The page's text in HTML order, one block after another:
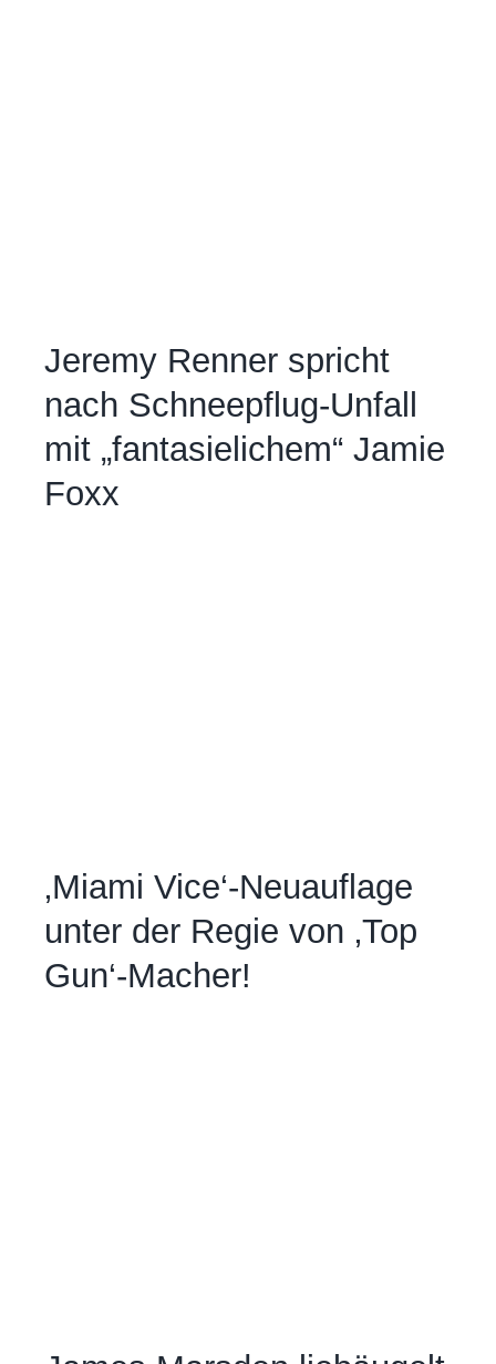
Jeremy Renner spricht
nach Schneepflug-Unfall
mit „fantasielichem“ Jamie
Foxx
‚Miami Vice‘-Neuauflage
unter der Regie von ‚Top
Gun‘-Macher!